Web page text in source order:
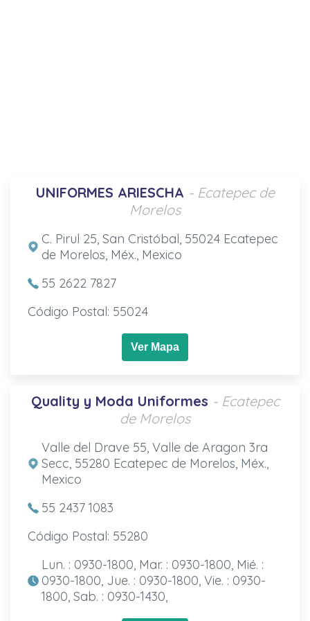
UNIFORMES ARIESCHA - Ecatepec de
Morelos
C. Pirul 25, San Cristóbal, 55024 Ecatepec
de Morelos, Méx., Mexico
55 2622 7827
Código Postal: 55024
Ver Mapa
Quality y Moda Uniformes - Ecatepec
de Morelos
Valle del Drave 55, Valle de Aragon 3ra
Secc, 55280 Ecatepec de Morelos, Méx.,
Mexico
55 2437 1083
Código Postal: 55280
Lun. : 0930-1800, Mar. : 0930-1800, Mié. :
0930-1800, Jue. : 0930-1800, Vie. : 0930-
1800, Sab. : 0930-1430,